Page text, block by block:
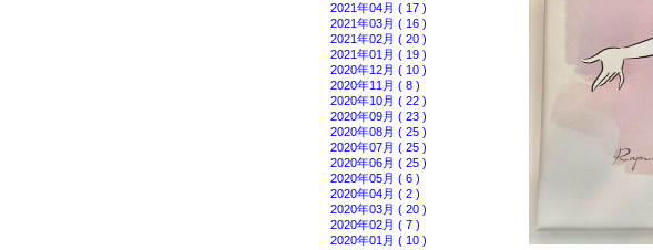
2021年04月 ( 17 )
2021年03月 ( 16 )
2021年02月 ( 20 )
2021年01月 ( 19 )
2020年12月 ( 10 )
2020年11月 ( 8 )
2020年10月 ( 22 )
2020年09月 ( 23 )
2020年08月 ( 25 )
2020年07月 ( 25 )
2020年06月 ( 25 )
2020年05月 ( 6 )
2020年04月 ( 2 )
2020年03月 ( 20 )
2020年02月 ( 7 )
2020年01月 ( 10 )